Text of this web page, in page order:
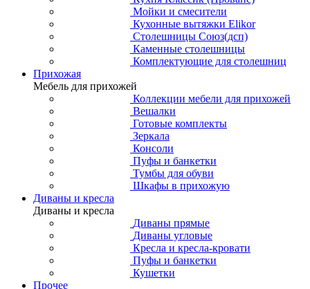
Мойки и смесители
Кухонные вытяжки Elikor
Столешницы Союз(дсп)
Каменные столешницы
Комплектующие для столешниц
Прихожая
Мебель для прихожей
Коллекции мебели для прихожей
Вешалки
Готовые комплекты
Зеркала
Консоли
Пуфы и банкетки
Тумбы для обуви
Шкафы в прихожую
Диваны и кресла
Диваны и кресла
Диваны прямые
Диваны угловые
Кресла и кресла-кровати
Пуфы и банкетки
Кушетки
Прочее